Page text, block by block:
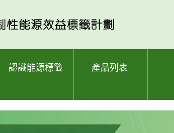
認識能源標籤 產品列表